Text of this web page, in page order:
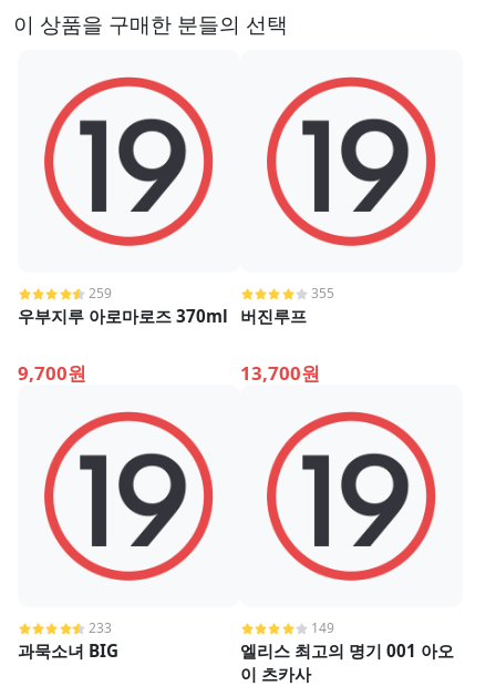
이 상품을 구매한 분들의 선택
259
우부지루 아로마로즈 370ml
9,700원
355
버진루프
13,700원
233
과묵소녀 BIG
149
엘리스 최고의 명기 001 아오
이 츠카사